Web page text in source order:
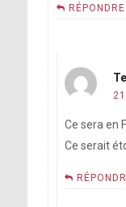
RÉPONDRE
Ce sera en
Ce serait